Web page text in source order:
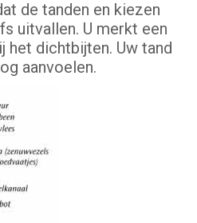
de tanden en kiezen
uitvallen. U merkt een
het dichtbijten. Uw tand
aanvoelen.